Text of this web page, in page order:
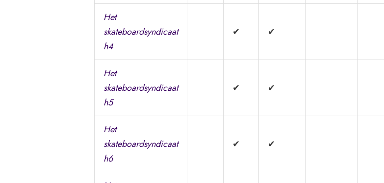
Het
skateboardsyndicaat
h4
✔ ✔
Het
skateboardsyndicaat
h5
✔ ✔
Het
skateboardsyndicaat
h6
✔ ✔